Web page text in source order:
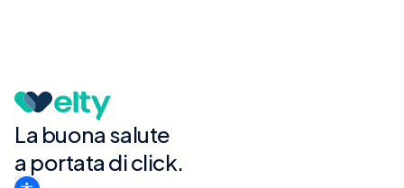
La buona salute
a portata di click.